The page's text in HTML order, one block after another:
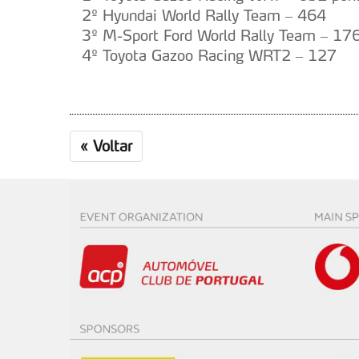
2º Hyundai World Rally Team – 464
3º M-Sport Ford World Rally Team –
4º Toyota Gazoo Racing WRT2 – 127
« Voltar